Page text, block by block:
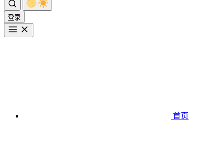
登录
首页